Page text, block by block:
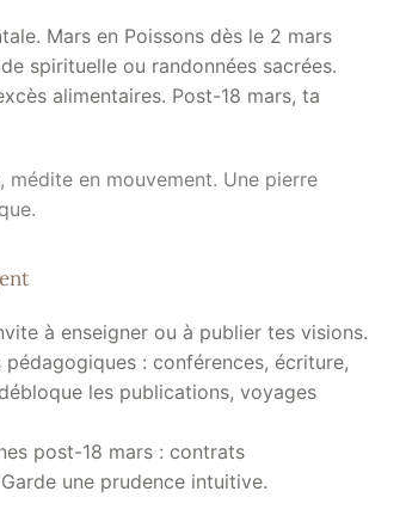
Mars en Poissons dès le 2 mars
spirituelle ou randonnées sacrées.
alimentaires. Post-18 mars, ta
médite en mouvement. Une pierre
à enseigner ou à publier tes visions.
pédagogiques : conférences, écriture,
les publications, voyages
post-18 mars : contrats
une prudence intuitive.